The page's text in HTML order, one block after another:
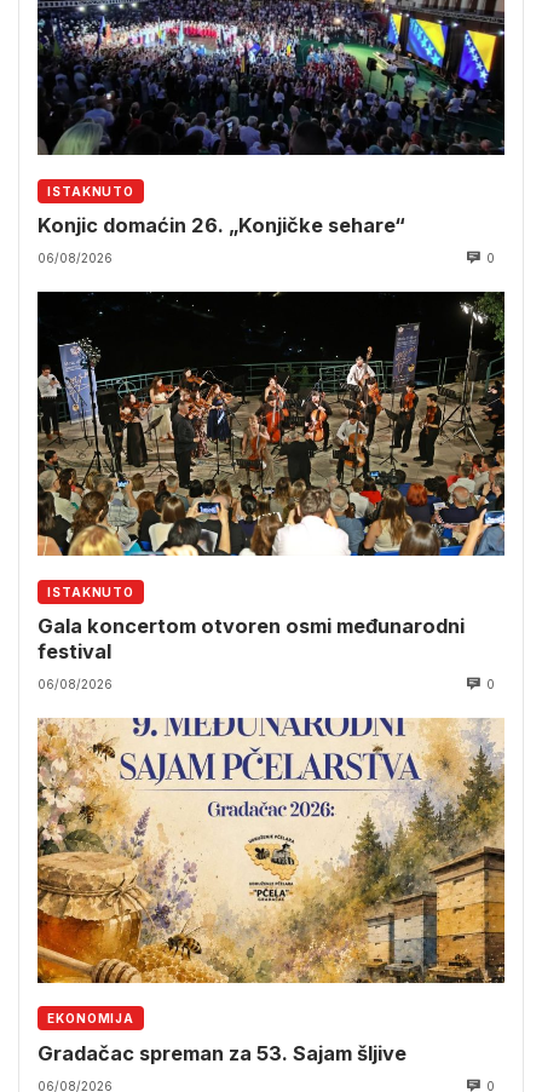
ISTAKNUTO
Konjic domaćin 26. „Konjičke sehare“
06/08/2026 0
ISTAKNUTO
Gala koncertom otvoren osmi međunarodni
festival
06/08/2026 0
EKONOMIJA
Gradačac spreman za 53. Sajam šljive
06/08/2026 0